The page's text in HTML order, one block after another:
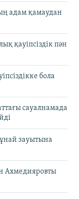
адам қамаудан
қауіпсіздік пән
бола
сауалнамада
зауытына
Ахмедияровты